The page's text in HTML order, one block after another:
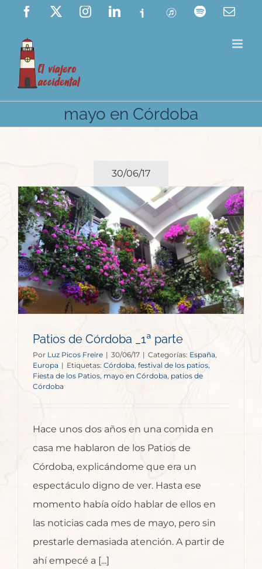
Saltar
contenido
Facebook InstagramLinkedIn
Ivoox ITunes Spotify
mayo en Córdoba
30/06/17
Patios de Córdoba _1ª parte
Por Luz Picos Freire | 30/06/17 | Categorías: España,
Europa | Etiquetas: Córdoba, festival de los patios,
Fiesta de los Patios, mayo en Córdoba, patios de
Córdoba
Hace unos dos años en una comida en
casa me hablaron de los Patios de
Córdoba, explicándome que era un
espectáculo digno de ver. Hasta ese
momento había oído hablar de ellos en
las noticias cada mes de mayo, pero sin
prestarle demasiada atención. A partir de
ahí empecé a [...]